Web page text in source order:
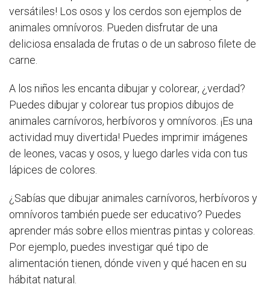
versátiles! Los osos y los cerdos son ejemplos de
animales omnívoros. Pueden disfrutar de una
deliciosa ensalada de frutas o de un sabroso filete de
carne.
A los niños les encanta dibujar y colorear, ¿verdad?
Puedes dibujar y colorear tus propios dibujos de
animales carnívoros, herbívoros y omnívoros. ¡Es una
actividad muy divertida! Puedes imprimir imágenes
de leones, vacas y osos, y luego darles vida con tus
lápices de colores.
¿Sabías que dibujar animales carnívoros, herbívoros y
omnívoros también puede ser educativo? Puedes
aprender más sobre ellos mientras pintas y coloreas.
Por ejemplo, puedes investigar qué tipo de
alimentación tienen, dónde viven y qué hacen en su
hábitat natural.